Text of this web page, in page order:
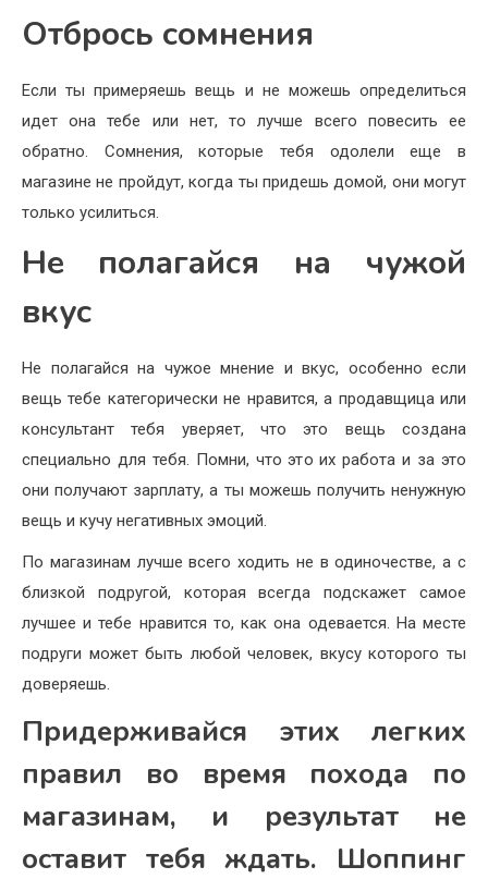
Отбрось сомнения
Если ты примеряешь вещь и не можешь определиться
идет она тебе или нет, то лучше всего повесить ее
обратно. Сомнения, которые тебя одолели еще в
магазине не пройдут, когда ты придешь домой, они могут
только усилиться.
Не полагайся на чужой
вкус
Не полагайся на чужое мнение и вкус, особенно если
вещь тебе категорически не нравится, а продавщица или
консультант тебя уверяет, что это вещь создана
специально для тебя. Помни, что это их работа и за это
они получают зарплату, а ты можешь получить ненужную
вещь и кучу негативных эмоций.
По магазинам лучше всего ходить не в одиночестве, а с
близкой подругой, которая всегда подскажет самое
лучшее и тебе нравится то, как она одевается. На месте
подруги может быть любой человек, вкусу которого ты
доверяешь.
Придерживайся этих легких
правил во время похода по
магазинам, и результат не
оставит тебя ждать. Шоппинг